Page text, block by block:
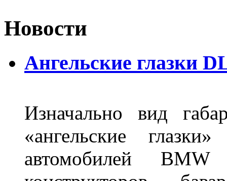
Новости
Ангельские глазки
Изначально вид
«ангельские
автомобилей